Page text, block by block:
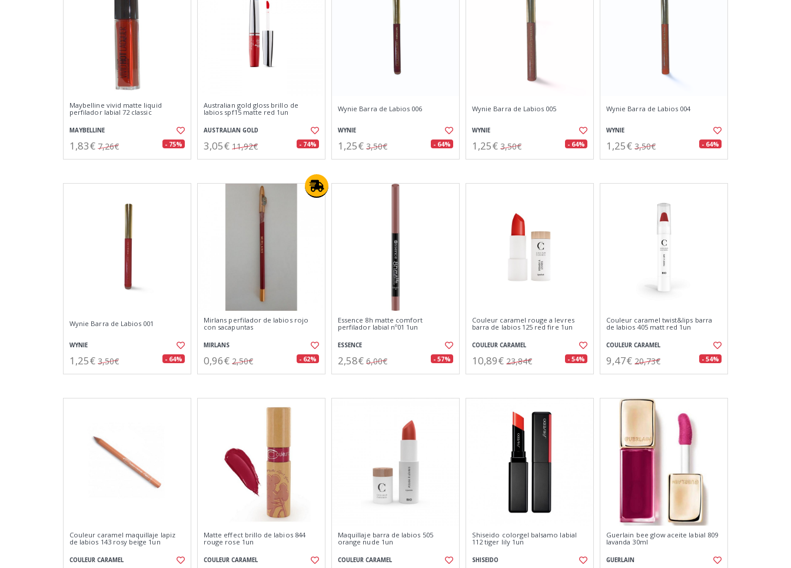
Maybelline vivid matte liquid
perfilador labial 72 classic
MAYBELLINE
1,83€ 7,26€ - 75%
Australian gold gloss brillo de
labios spf15 matte red 1un
AUSTRALIAN GOLD
3,05€ 11,92€ - 74%
Wynie Barra de Labios 006
WYNIE
1,25€ 3,50€ - 64%
Wynie Barra de Labios 005
WYNIE
1,25€ 3,50€ - 64%
Wynie Barra de Labios 004
WYNIE
1,25€ 3,50€ - 64%
Wynie Barra de Labios 001
WYNIE
1,25€ 3,50€ - 64%
Mirlans perfilador de labios rojo
con sacapuntas
MIRLANS
0,96€ 2,50€ - 62%
Essence 8h matte comfort
perfilador labial nº01 1un
ESSENCE
2,58€ 6,00€ - 57%
Couleur caramel rouge a levres
barra de labios 125 red fire 1un
COULEUR CARAMEL
10,89€ 23,84€ - 54%
Couleur caramel twist&lips barra
de labios 405 matt red 1un
COULEUR CARAMEL
9,47€ 20,73€ - 54%
Couleur caramel maquillaje lapiz
de labios 143 rosy beige 1un
COULEUR CARAMEL
Matte effect brillo de labios 844
rouge rose 1un
COULEUR CARAMEL
Maquillaje barra de labios 505
orange nude 1un
COULEUR CARAMEL
Shiseido colorgel balsamo labial
112 tiger lily 1un
SHISEIDO
Guerlain bee glow aceite labial 809
lavanda 30ml
GUERLAIN